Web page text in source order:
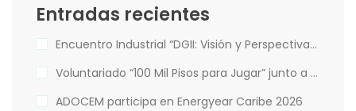
Entradas recientes
Encuentro Industrial “DGII: Visión y Perspectivas de la Administración Tributaria”
Voluntariado “100 Mil Pisos para Jugar” junto a Hábitat para la Humanidad
ADOCEM participa en Energyear Caribe 2026